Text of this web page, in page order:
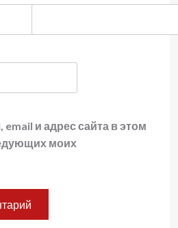
и адрес сайта в этом
моих